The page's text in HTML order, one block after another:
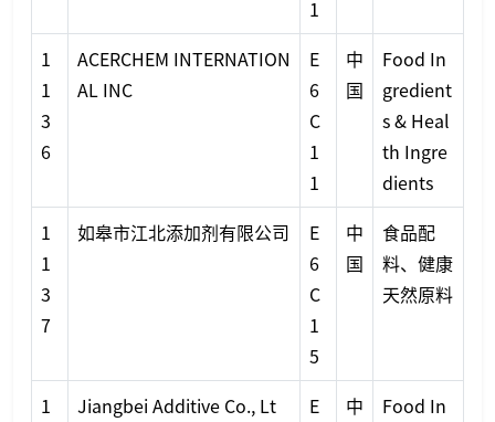
1
1
1
3
6
ACERCHEM INTERNATION
AL INC
E
6
C
1
1
中
国
Food In
gredient
s & Heal
th Ingre
dients
1
1
3
7
如皋市江北添加剂有限公司
E
6
C
1
5
中
国
食品配
料、健康
天然原料
1
Jiangbei Additive Co., Lt
E
中
Food In